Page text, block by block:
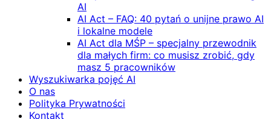
AI
AI Act – FAQ: 40 pytań o unijne prawo AI
i lokalne modele
AI Act dla MŚP – specjalny przewodnik
dla małych firm: co musisz zrobić, gdy
masz 5 pracowników
Wyszukiwarka pojęć AI
O nas
Polityka Prywatności
Kontakt